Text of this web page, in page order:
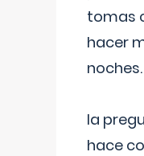
tomas
hacer
noches.
la
hace